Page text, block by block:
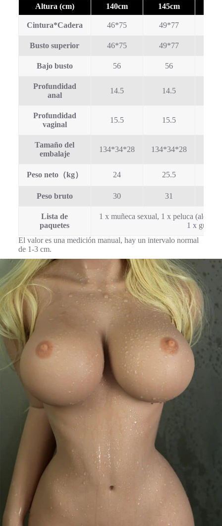
Altura (cm) 140cm 145cm
Cintura*Cadera 46*75 49*77
Busto superior 46*75 49*77
Bajo busto 56 56
Profundidad
anal
14.5 14.5
Profundidad
vaginal
15.5 15.5
Tamaño del
embalaje
134*34*28 134*34*28
Peso neto（kg） 24 25.5
Peso bruto 30 31
Lista de
paquetes
1 x muñeca sexual, 1 x peluca
1 x
El valor es una medición manual, hay un intervalo normal
de 1-3 cm.